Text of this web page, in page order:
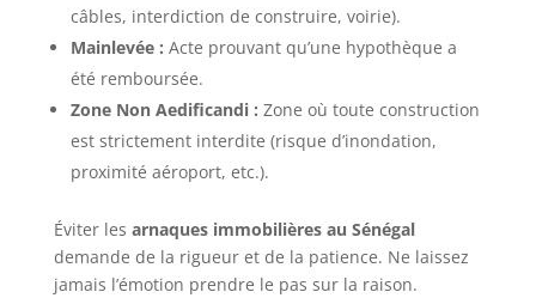
câbles, interdiction de construire, voirie).
Mainlevée : Acte prouvant qu’une hypothèque a
été remboursée.
Zone Non Aedificandi : Zone où toute construction
est strictement interdite (risque d’inondation,
proximité aéroport, etc.).
Éviter les arnaques immobilières au Sénégal
demande de la rigueur et de la patience. Ne laissez
jamais l’émotion prendre le pas sur la raison.